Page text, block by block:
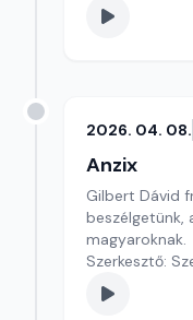
2026. 04. 08.
Anzix
Gilbert Dávid
beszélgetünk,
magyaroknak.
Szerkesztő: